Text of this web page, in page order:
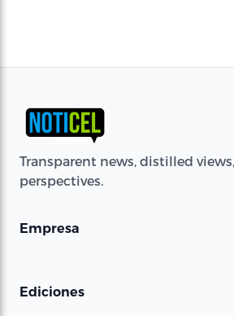
Transparent news, distilled
perspectives.
Empresa
Ediciones